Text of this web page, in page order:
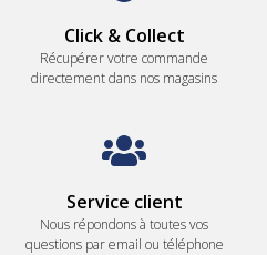
Click & Collect
Récupérer votre commande
directement dans nos magasins
Service client
Nous répondons à toutes vos
questions par email ou téléphone